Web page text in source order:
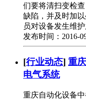
们要将清扫变检
缺陷，并及时加
员对设备发生维护
发布时间：2016-
[行业动态] 重
电气系统
重庆自动化设备